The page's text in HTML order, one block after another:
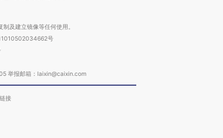
及建立镜像等任何使用。
号
举报邮箱：laixin@caixin.com
接